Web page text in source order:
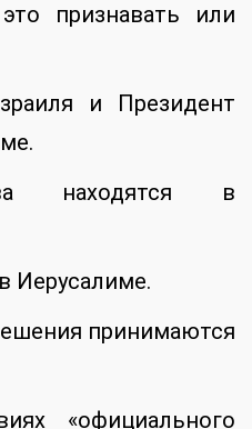
признавать или
и Президент
находятся в
Иерусалиме.
принимаются
«официального